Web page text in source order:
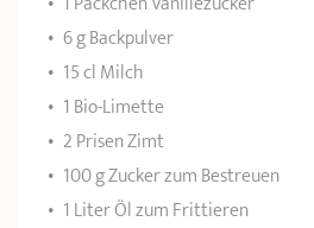
6 g Backpulver
15 cl Milch
1 Bio-Limette
2 Prisen Zimt
100 g Zucker zum Bestreuen
1 Liter Öl zum Frittieren